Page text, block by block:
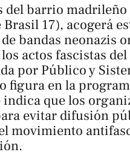
del barrio madrileño
17), acogerá
bandas neonazis
actos fascistas
por Público y
figura en la
que los
evitar difusión
movimiento